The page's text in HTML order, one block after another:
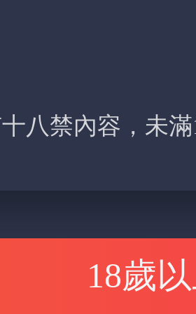
八禁內容，未
18歲